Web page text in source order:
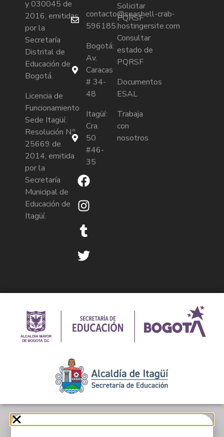
y 030045 de
2016, emitidas
por la
Secretaría
Distrital de
Educación de
Bogotá.
Licencia de
Funcionamiento
Sede Itagüí:
Resolución N.º
25669 de
2014, emitida
por la
Secretaría
Municipal de
Educación de
Itagüí.
contacto@seashell-crab-
596185.hostingersite.com
Bogotá:
Av.
Caracas
# 34-
48
Itagüí:
Cra.
50
#46-
35
Solicitar
PQRSF
Consultar
estado de
PQRSF
Documentos
ESAL
Trabaja
con
nosotros